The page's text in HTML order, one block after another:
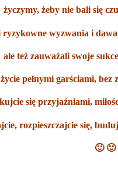
życzymy, żeby nie bali się
wyzwania i
ale też zauważali swoje
pełnymi garściami,
się przyjaźniami,
rozpieszczajcie się,
🙂 🙂